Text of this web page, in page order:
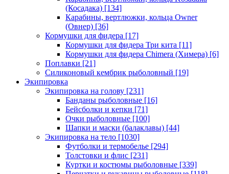
(Косадака) [134]
Карабины, вертлюжки, кольца Owner
(Овнер) [36]
Кормушки для фидера [17]
Кормушки для фидера Три кита [11]
Кормушки для фидера Chimera (Химера) [6]
Поплавки [21]
Силиконовый кембрик рыболовный [19]
Экипировка
Экипировка на голову [231]
Банданы рыболовные [16]
Бейсболки и кепки [71]
Очки рыболовные [100]
Шапки и маски (балаклавы) [44]
Экипировка на тело [1030]
Футболки и термобелье [294]
Толстовки и флис [231]
Куртки и костюмы рыболовные [339]